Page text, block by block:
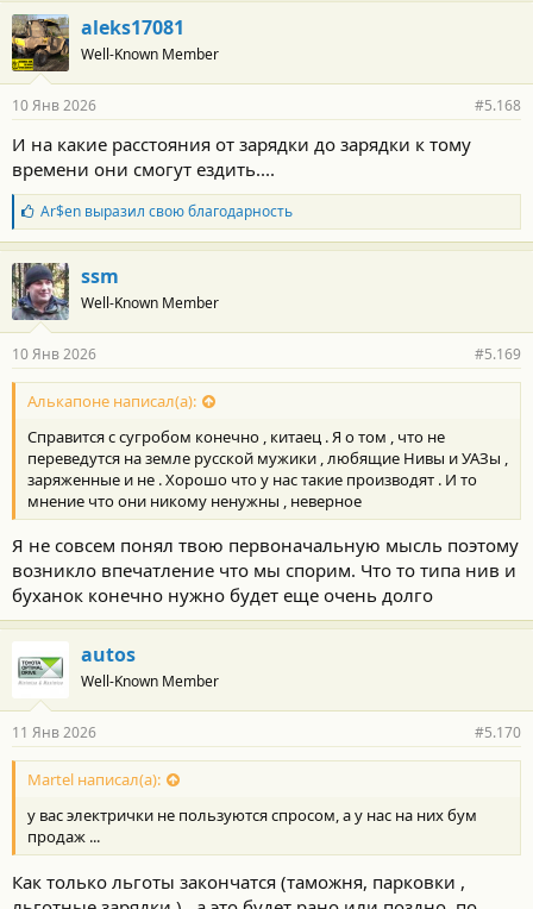
г
о
д
а
н
с
т
и
:
aleks17081
Well-Known Member
10 Янв 2026 #5.168
И на какие расстояния от зарядки до зарядки к тому
времени они смогут ездить....
Б
л
а
г
о
д
а
н
о
с
и
:
Ar$enвыразил свою благодарность
ssm
Well-Known Member
10 Янв 2026 #5.169
Алькапоне написал(а):
Справится с сугробом конечно , китаец . Я о том , что не
переведутся на земле русской мужики , любящие Нивы и УАЗы ,
заряженные и не . Хорошо что у нас такие производят . И то
мнение что они никому ненужны , неверное
Я не совсем понял твою первоначальную мысль поэтому
возникло впечатление что мы спорим. Что то типа нив и
буханок конечно нужно будет еще очень долго
autos
Well-Known Member
11 Янв 2026 #5.170
Martel написал(а):
у вас электрички не пользуются спросом, а у нас на них бум
продаж ...
Как только льготы закончатся (таможня, парковки ,